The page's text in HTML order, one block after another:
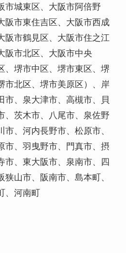
市城東区、大阪市阿倍野
阪市東住吉区、大阪市西成
阪市鶴見区、大阪市住之江
阪市北区、大阪市中央
、堺市中区、堺市東区、堺
市北区、堺市美原区）、岸
市、泉大津市、高槻市、貝
、茨木市、八尾市、泉佐野
、河内長野市、松原市、
市、羽曳野市、門真市、摂
市、東大阪市、泉南市、四
山市、阪南市、島本町、
河南町